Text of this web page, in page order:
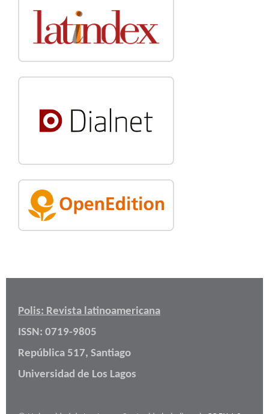
Polis: Revista latinoamericana
ISSN: 0719-9805
República 517, Santiago
Universidad de Los Lagos